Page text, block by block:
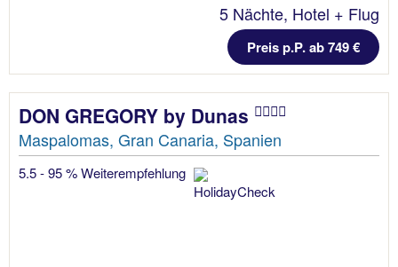
5 Nächte, Hotel + Flug
Preis p.P. ab 749 €
DON GREGORY by Dunas
Maspalomas, Gran Canaria, Spanien
5.5 - 95 % Weiterempfehlung